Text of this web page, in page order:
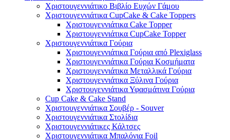
Χριστουγεννιάτικο Βιβλίο Ευχών Γάμου
Χριστουγεννιάτικα CupCake & Cake Toppers
Χριστουγεννιάτικα Cake Topper
Χριστουγεννιάτικα CupCake Topper
Χριστουγεννιάτικα Γούρια
Χριστουγεννιάτικα Γούρια από Plexiglass
Χριστουγεννιάτικα Γούρια Κοσμήματα
Χριστουγεννιάτικα Μεταλλικά Γούρια
Χριστουγεννιάτικα Ξύλινα Γούρια
Χριστουγεννιάτικα Υφασμάτινα Γούρια
Cup Cake & Cake Stand
Χριστουγεννιάτικα Σουβέρ - Souver
Χριστουγεννιάτικα Στολίδια
Χριστουγεννιάτικες Κάλτσες
Χριστουγεννιάτικα Μπαλόνια Foil